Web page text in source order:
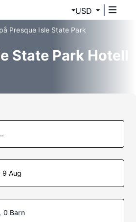
USD
Presque Isle State Park
State Park Hotell
9 Aug
0 Barn